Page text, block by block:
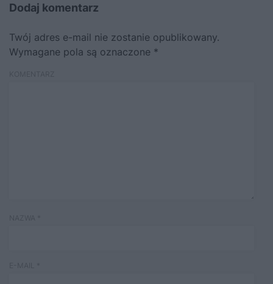
Dodaj komentarz
Twój adres e-mail nie zostanie opublikowany.
Wymagane pola są oznaczone *